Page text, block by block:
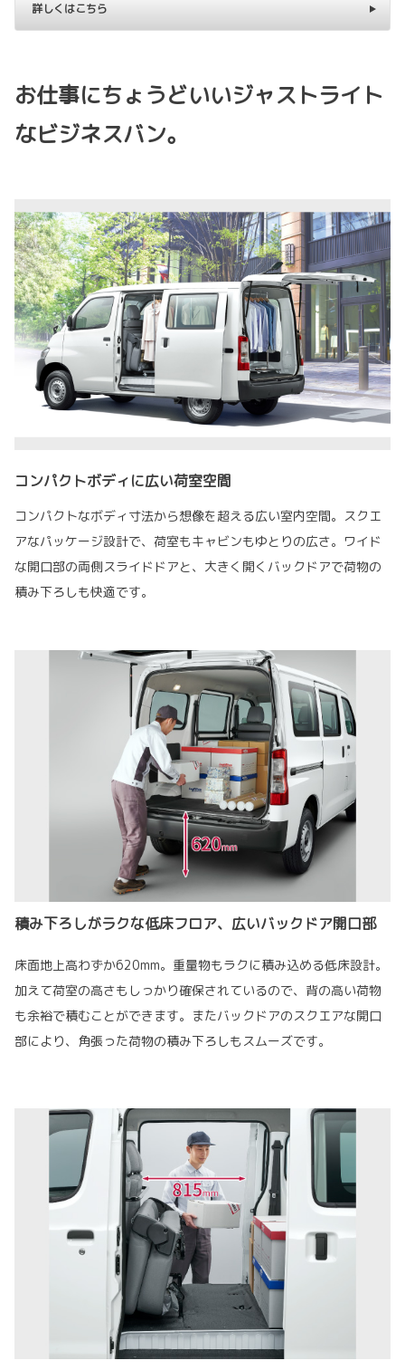
詳しくはこちら
お仕事にちょうどいいジャストライト
なビジネスバン。
コンパクトボディに広い荷室空間
コンパクトなボディ寸法から想像を超える広い室内空間。スクエ
アなパッケージ設計で、荷室もキャビンもゆとりの広さ。ワイド
な開口部の両側スライドドアと、大きく開くバックドアで荷物の
積み下ろしも快適です。
積み下ろしがラクな低床フロア、広いバックドア開口部
床面地上高わずか620mm。重量物もラクに積み込める低床設計。
加えて荷室の高さもしっかり確保されているので、背の高い荷物
も余裕で積むことができます。またバックドアのスクエアな開口
部により、角張った荷物の積み下ろしもスムーズです。